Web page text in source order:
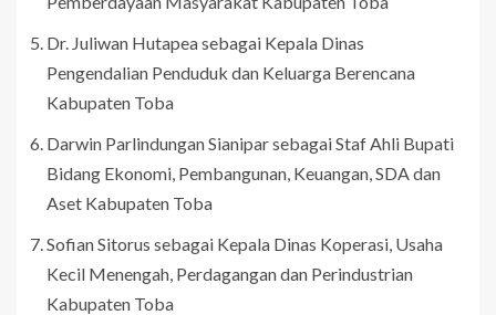
Dr. Juliwan Hutapea sebagai Kepala Dinas
Pengendalian Penduduk dan Keluarga Berencana
Kabupaten Toba
Darwin Parlindungan Sianipar sebagai Staf Ahli Bupati
Bidang Ekonomi, Pembangunan, Keuangan, SDA dan
Aset Kabupaten Toba
Sofian Sitorus sebagai Kepala Dinas Koperasi, Usaha
Kecil Menengah, Perdagangan dan Perindustrian
Kabupaten Toba